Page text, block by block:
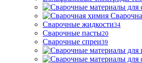
Сварочные жидкости34
Сварочные пасты20
Сварочные спреи39